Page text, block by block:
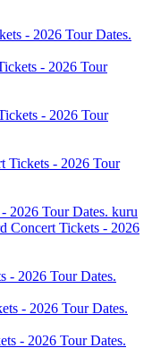
kuru